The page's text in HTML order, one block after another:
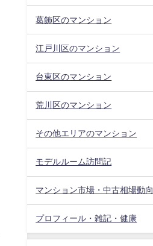
葛飾区のマンション
江戸川区のマンション
台東区のマンション
荒川区のマンション
その他エリアのマンション
モデルルーム訪問記
マンション市場・中古相場動向
プロフィール・雑記・健康